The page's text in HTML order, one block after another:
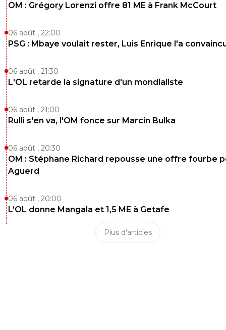
OM : Grégory Lorenzi offre 81 ME à Frank McCourt
06 août , 22:00
PSG : Mbaye voulait rester, Luis Enrique l'a
06 août , 21:30
L'OL retarde la signature d'un mondialiste
06 août , 21:00
Rulli s'en va, l'OM fonce sur Marcin Bulka
06 août , 20:30
OM : Stéphane Richard repousse une offre fourbe
Aguerd
06 août , 20:00
L’OL donne Mangala et 1,5 ME à Getafe
Plus d'articles